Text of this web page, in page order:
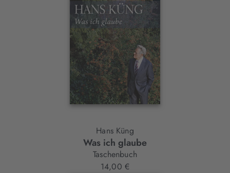
Hans Küng
Was ich glaube
Taschenbuch
14,00 €